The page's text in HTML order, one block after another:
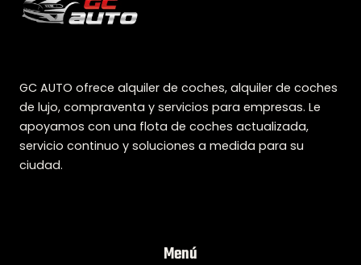
GC AUTO ofrece alquiler de coches, alquiler de coches
de lujo, compraventa y servicios para empresas. Le
apoyamos con una flota de coches actualizada,
servicio continuo y soluciones a medida para su
ciudad.
Menú